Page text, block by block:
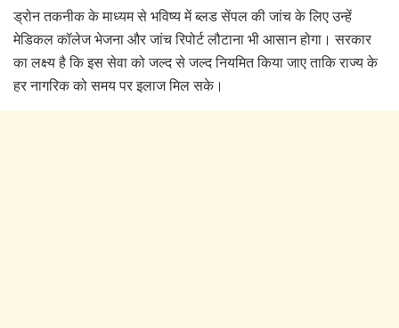
ड्रोन तकनीक के माध्यम से भविष्य में ब्लड सेंपल की जांच के लिए उन्हें
मेडिकल कॉलेज भेजना और जांच रिपोर्ट लौटाना भी आसान होगा। सरकार
का लक्ष्य है कि इस सेवा को जल्द से जल्द नियमित किया जाए ताकि राज्य के
हर नागरिक को समय पर इलाज मिल सके।